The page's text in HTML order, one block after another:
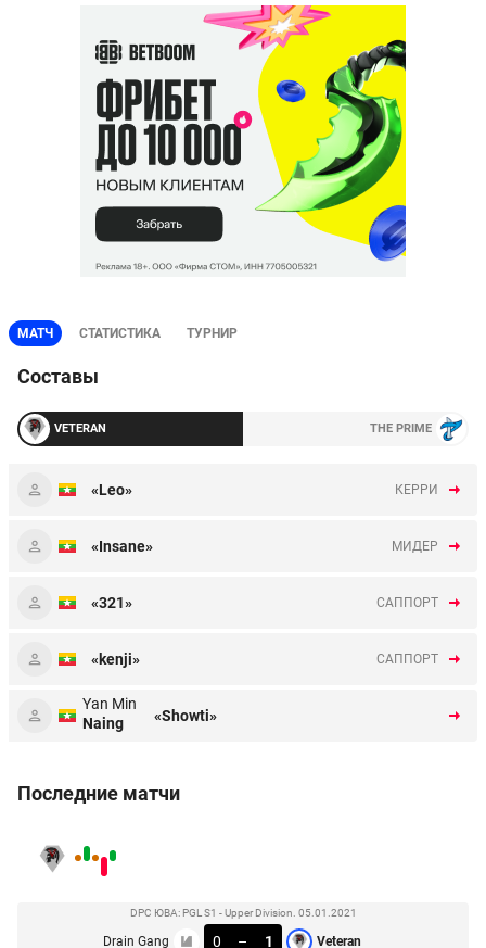
МАТЧ СТАТИСТИКА ТУРНИР
Составы
VETERAN THE PRIME
«Leo» КЕРРИ
«Insane» МИДЕР
«321» CАППОРТ
«kenji» CАППОРТ
Yan Min
Naing
«Showti»
Последние матчи
DPC ЮВА: PGL S1 - Upper Division. 05.01.2021
Drain Gang 0 – 1 Veteran